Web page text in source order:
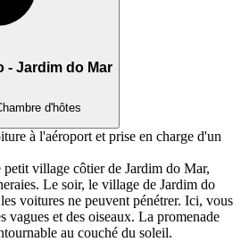
- Jardim do Mar
d'hôtes
à l'aéroport et prise en charge d'un
village côtier de Jardim do Mar,
Le soir, le village de Jardim do
voitures ne peuvent pénétrer. Ici, vous
vagues et des oiseaux. La promenade
au couché du soleil.